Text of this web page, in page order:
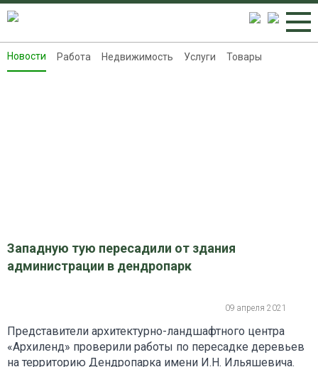
Новости
Новости Работа Недвижимость Услуги Товары
Западную тую пересадили от здания
администрации в дендропарк
09 апреля 2021
Представители архитектурно-ландшафтного центра
«Архиленд» проверили работы по пересадке деревьев
на территорию Дендропарка имени И.Н. Ильяшевича.